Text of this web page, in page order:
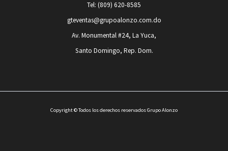
Tel: (809) 620-8585
gteventas@grupoalonzo.com.do
Av. Monumental #24, La Yuca,
Santo Domingo, Rep. Dom.
Copyright © Todos los derechos reservados Grupo Alonzo